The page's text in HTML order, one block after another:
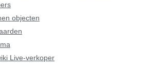
objecten
Live-verkoper